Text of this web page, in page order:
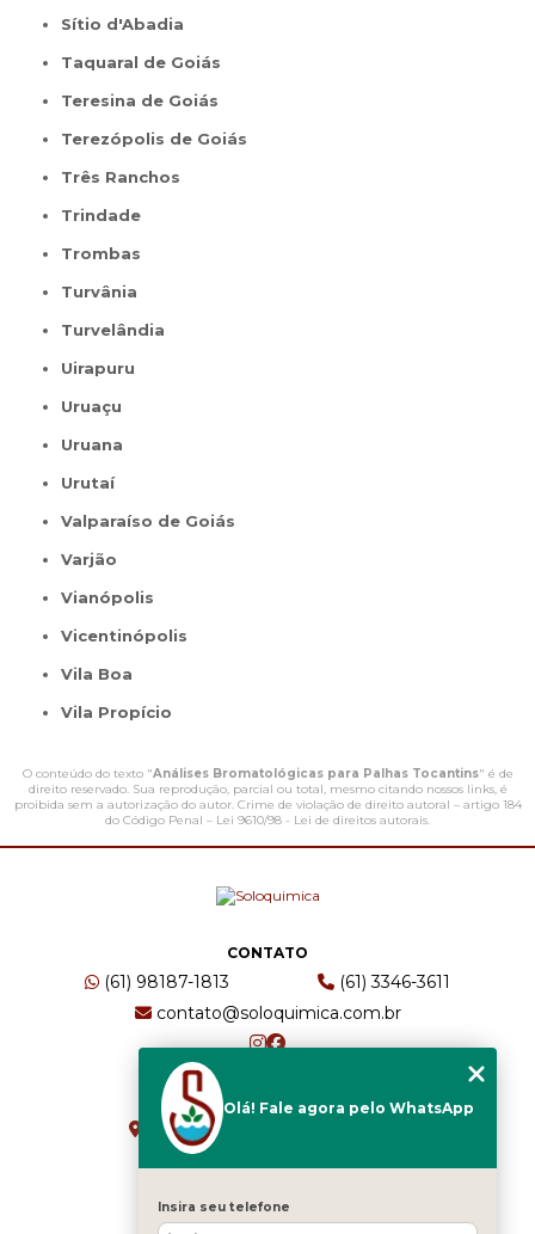
Sítio d'Abadia
Taquaral de Goiás
Teresina de Goiás
Terezópolis de Goiás
Três Ranchos
Trindade
Trombas
Turvânia
Turvelândia
Uirapuru
Uruaçu
Uruana
Urutaí
Valparaíso de Goiás
Varjão
Vianópolis
Vicentinópolis
Vila Boa
Vila Propício
O conteúdo do texto "Análises Bromatológicas para Palhas Tocantins" é de
direito reservado. Sua reprodução, parcial ou total, mesmo citando nossos links, é
proibida sem a autorização do autor. Crime de violação de direito autoral – artigo 184
do Código Penal – Lei 9610/98 - Lei de direitos autorais.
CONTATO
(61) 98187-1813
(61) 3346-3611
contato@soloquimica.com.br
ENDEREÇO
CRS 511 Sul, Bl B, Sl 49 - Asa Sul
Brasília - DF - CEP: 70361-520
Olá! Fale agora pelo WhatsApp
Insira seu telefone